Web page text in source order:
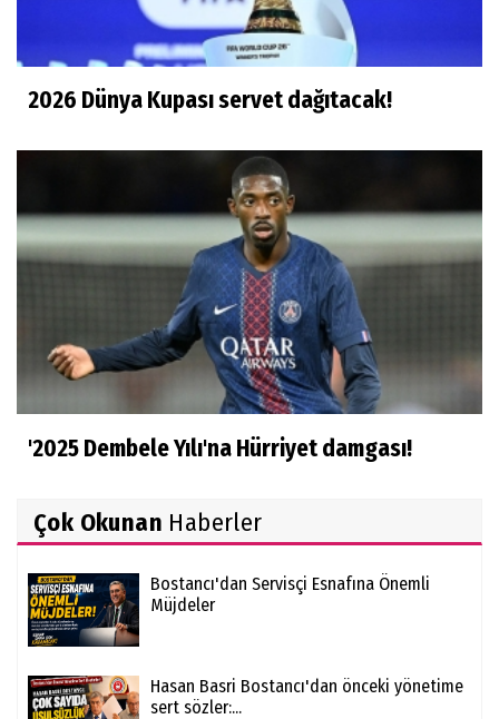
2026 Dünya Kupası servet dağıtacak!
'2025 Dembele Yılı'na Hürriyet damgası!
Çok Okunan Haberler
Bostancı'dan Servisçi Esnafına Önemli
Müjdeler
Hasan Basri Bostancı'dan önceki yönetime
sert sözler:...